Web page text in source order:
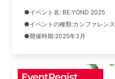
●イベント名: BE:YOND 2025
●イベントの種類:カンファレンス
●開催時期:2025年3月